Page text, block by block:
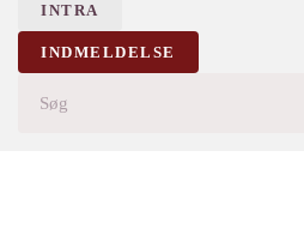
INTRA
INDMELDELSE